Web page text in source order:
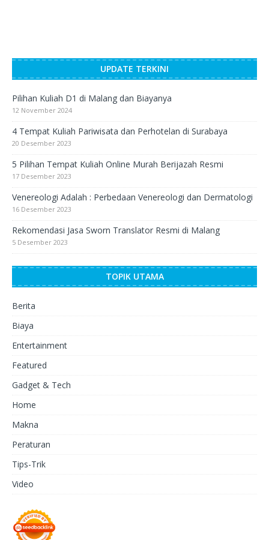
UPDATE TERKINI
Pilihan Kuliah D1 di Malang dan Biayanya
12 November 2024
4 Tempat Kuliah Pariwisata dan Perhotelan di Surabaya
20 Desember 2023
5 Pilihan Tempat Kuliah Online Murah Berijazah Resmi
17 Desember 2023
Venereologi Adalah : Perbedaan Venereologi dan Dermatologi
16 Desember 2023
Rekomendasi Jasa Sworn Translator Resmi di Malang
5 Desember 2023
TOPIK UTAMA
Berita
Biaya
Entertainment
Featured
Gadget & Tech
Home
Makna
Peraturan
Tips-Trik
Video